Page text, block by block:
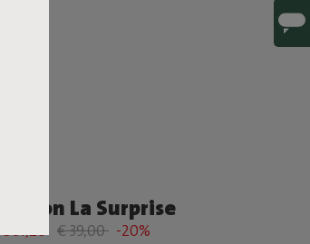
Edison La Surprise
€ 31,20 € 39,00 -20%